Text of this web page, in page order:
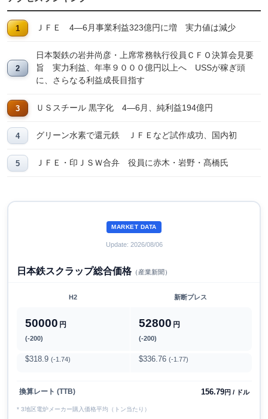
ＪＦＥ 4―6月事業利益323億円に増 実力値は減少
日本製鉄の岩井尚彦・上席常務執行役員ＣＦＯ決算会見要
旨 実力利益、年率９０００億円以上へ USSが稼ぎ頭
に、さらなる利益成長目指す
ＵＳスチール 黒字化 4―6月、純利益194億円
グリーン水素で還元鉄 ＪＦＥなど試作成功、国内初
ＪＦＥ・印ＪＳＷ合弁 役員に赤木・岩野・髙橋氏
MARKET DATA
Update: 2026/08/06
日本鉄スクラップ総合価格（産業新聞）
H2 新断プレス
50000 円
(-200)
52800 円
(-200)
$318.9 (-1.74) $336.76 (-1.77)
換算レート (TTB) 156.79円 / ドル
* 3地区電炉メーカー購入価格平均（トン当たり）